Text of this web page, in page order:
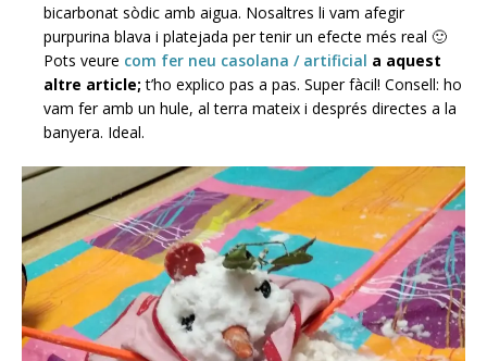
bicarbonat sòdic amb aigua. Nosaltres li vam afegir
purpurina blava i platejada per tenir un efecte més real 🙂
Pots veure com fer neu casolana / artificial a aquest
altre article; t’ho explico pas a pas. Super fàcil! Consell: ho
vam fer amb un hule, al terra mateix i després directes a la
banyera. Ideal.